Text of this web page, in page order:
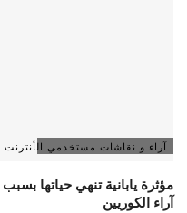
آراء و نقاشات مستخدمي الأنترنت KPOP
مؤثرة يابانية تنهي حياتها
آراء الكوريين